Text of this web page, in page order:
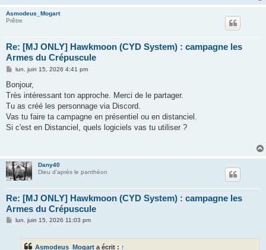
Asmodeus_Mogart
Prêtre
Re: [MJ ONLY] Hawkmoon (CYD System) : campagne les
Armes du Crépuscule
M
s
a
g
lun. juin 15, 2026 4:41 pm
Bonjour,
Très intéressant ton approche. Merci de le partager.
Tu as créé les personnage via Discord.
Vas tu faire ta campagne en présentiel ou en distanciel.
Si c'est en Distanciel, quels logiciels vas tu utiliser ?
Dany40
Dieu d'après le panthéon
Re: [MJ ONLY] Hawkmoon (CYD System) : campagne les
Armes du Crépuscule
Mlun. juin 15, 2026 11:03 pm
Asmodeus_Mogart a écrit : ↑